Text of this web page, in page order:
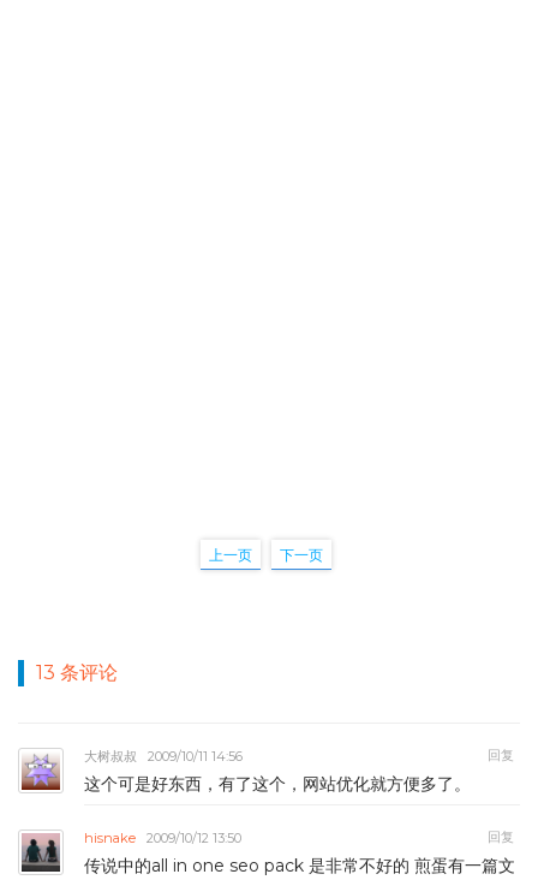
上一页 下一页
13 条评论
大树叔叔 2009/10/11 14:56 回复
这个可是好东西，有了这个，网站优化就方便多了。
hisnake 2009/10/12 13:50 回复
传说中的all in one seo pack 是非常不好的 煎蛋有一篇文